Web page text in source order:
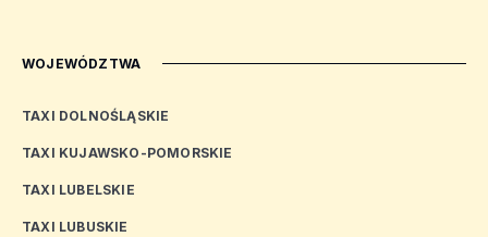
WOJEWÓDZTWA
TAXI DOLNOŚLĄSKIE
TAXI KUJAWSKO-POMORSKIE
TAXI LUBELSKIE
TAXI LUBUSKIE